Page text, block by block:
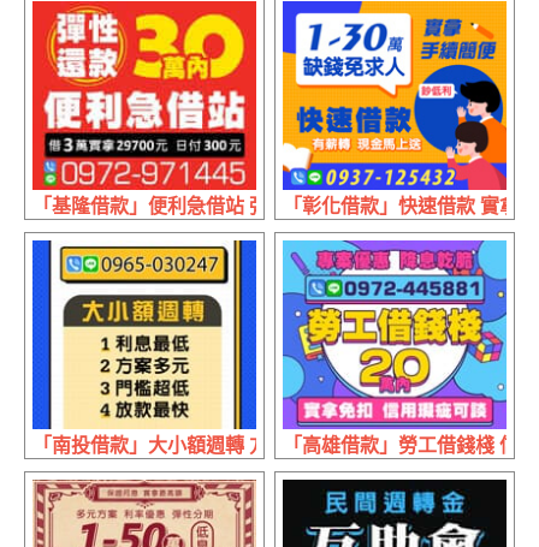
「基隆借款」便利急借站 彈性還款 | 30萬內 借3萬實拿
「彰化借款」快速借款 實拿
「南投借款」大小額週轉 方案多元 | 利息最低 門檻最低放
「高雄借款」勞工借錢棧 信